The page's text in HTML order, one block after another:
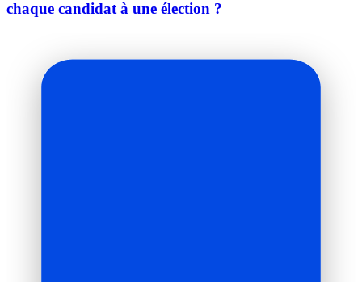
chaque candidat à une élection ?